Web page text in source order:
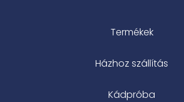
Termékek
Házhoz szállítás
Kádpróba